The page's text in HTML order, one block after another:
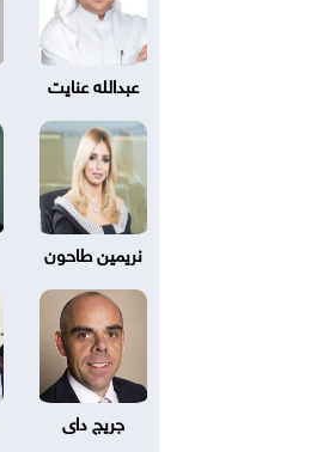
عبدالله عنايت
نريمين طاحون
جريج داى